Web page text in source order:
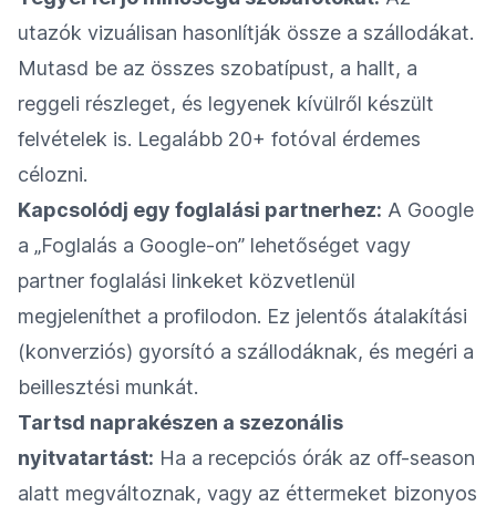
utazók vizuálisan hasonlítják össze a szállodákat.
Mutasd be az összes szobatípust, a hallt, a
reggeli részleget, és legyenek kívülről készült
felvételek is. Legalább 20+ fotóval érdemes
célozni.
Kapcsolódj egy foglalási partnerhez: A Google
a „Foglalás a Google-on” lehetőséget vagy
partner foglalási linkeket közvetlenül
megjeleníthet a profilodon. Ez jelentős átalakítási
(konverziós) gyorsító a szállodáknak, és megéri a
beillesztési munkát.
Tartsd naprakészen a szezonális
nyitvatartást: Ha a recepciós órák az off-season
alatt megváltoznak, vagy az éttermeket bizonyos